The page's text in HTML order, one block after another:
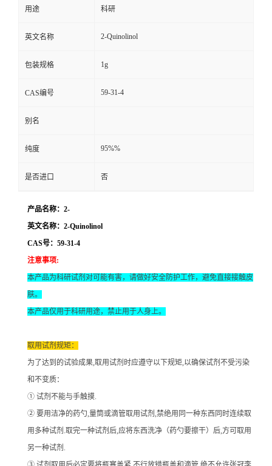
用途 科研
英文名称 2-Quinolinol
包装规格 1g
CAS编号 59-31-4
别名
纯度 95%%
是否进口 否
产品名称：2-
英文名称：2-Quinolinol
CAS号：59-31-4
注意事项:
本产品为科研试剂对可能有害，请做好安全防护工作，避免直接接触皮
肤。
本产品仅用于科研用途，禁止用于人身上。
取用试剂规矩：
为了达到的试验成果,取用试剂时应遵守以下规矩,以确保试剂不受污染
和不变质：
① 试剂不能与手触摸.
② 要用洁净的药勺,量筒或滴管取用试剂,禁绝用同一种东西同时连续取
用多种试剂.取完一种试剂后,应将东西洗净（药勺要擦干）后,方可取用
另一种试剂.